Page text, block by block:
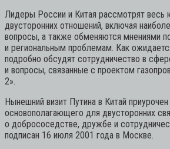
Лидеры России и Китая рассмотрят весь
двусторонних отношений, включая
вопросы, а также обменяются мнениями
и региональным проблемам. Как
подробно обсудят сотрудничество в
и вопросы, связанные с проектом
2».
Нынешний визит Путина в Китай
основополагающего для двусторонних
о добрососедстве, дружбе и
подписан 16 июля 2001 года в Москве.